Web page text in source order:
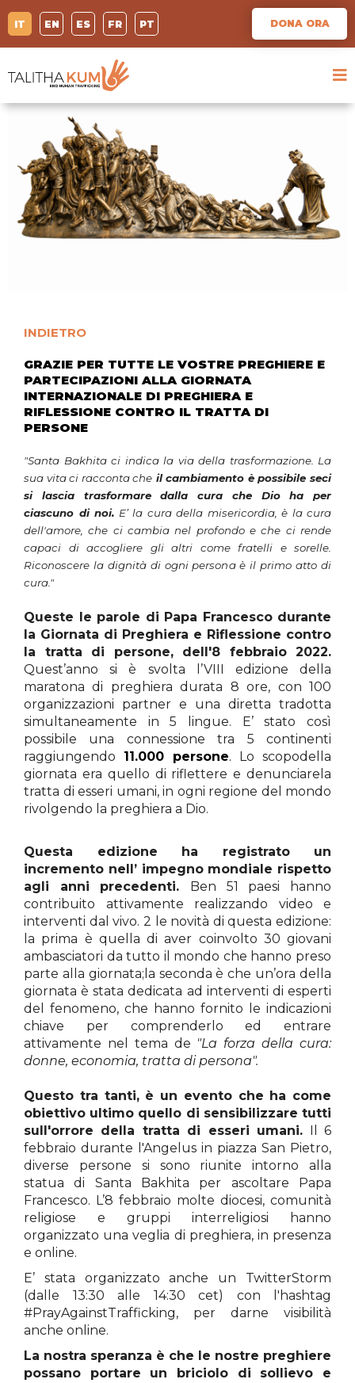
IT EN ES FR PT DONA ORA
INDIETRO
GRAZIE PER TUTTE LE VOSTRE PREGHIERE E
PARTECIPAZIONI ALLA GIORNATA
INTERNAZIONALE DI PREGHIERA E
RIFLESSIONE CONTRO IL TRATTA DI
PERSONE
"Santa Bakhita ci indica la via della trasformazione. La
sua vita ci racconta che il cambiamento è possibile seci
si lascia trasformare dalla cura che Dio ha per
ciascuno di noi. E’ la cura della misericordia, è la cura
dell'amore, che ci cambia nel profondo e che ci rende
capaci di accogliere gli altri come fratelli e sorelle.
Riconoscere la dignità di ogni persona è il primo atto di
cura."
Queste le parole di Papa Francesco durante
la Giornata di Preghiera e Riflessione contro
la tratta di persone, dell'8 febbraio 2022.
Quest’anno si è svolta l’VIII edizione della
maratona di preghiera durata 8 ore, con 100
organizzazioni partner e una diretta tradotta
simultaneamente in 5 lingue. E’ stato così
possibile una connessione tra 5 continenti
raggiungendo 11.000 persone. Lo scopodella
giornata era quello di riflettere e denunciarela
tratta di esseri umani, in ogni regione del mondo
rivolgendo la preghiera a Dio.
Questa edizione ha registrato un
incremento nell’ impegno mondiale rispetto
agli anni precedenti. Ben 51 paesi hanno
contribuito attivamente realizzando video e
interventi dal vivo. 2 le novità di questa edizione:
la prima è quella di aver coinvolto 30 giovani
ambasciatori da tutto il mondo che hanno preso
parte alla giornata;la seconda è che un’ora della
giornata è stata dedicata ad interventi di esperti
del fenomeno, che hanno fornito le indicazioni
chiave per comprenderlo ed entrare
attivamente nel tema de "La forza della cura:
donne, economia, tratta di persona".
Questo tra tanti, è un evento che ha come
obiettivo ultimo quello di sensibilizzare tutti
sull'orrore della tratta di esseri umani. Il 6
febbraio durante l'Angelus in piazza San Pietro,
diverse persone si sono riunite intorno alla
statua di Santa Bakhita per ascoltare Papa
Francesco. L’8 febbraio molte diocesi, comunità
religiose e gruppi interreligiosi hanno
organizzato una veglia di preghiera, in presenza
e online.
E’ stata organizzato anche un TwitterStorm
(dalle 13:30 alle 14:30 cet) con l'hashtag
#PrayAgainstTrafficking, per darne visibilità
anche online.
La nostra speranza è che le nostre preghiere
possano portare un briciolo di sollievo e